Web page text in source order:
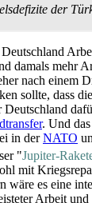
der
damals mehr
nach einem
sollte, dass
Deutschland
. Und das
in derNATO
"Jupiter-
mit
wäre es eine
Arbeit und